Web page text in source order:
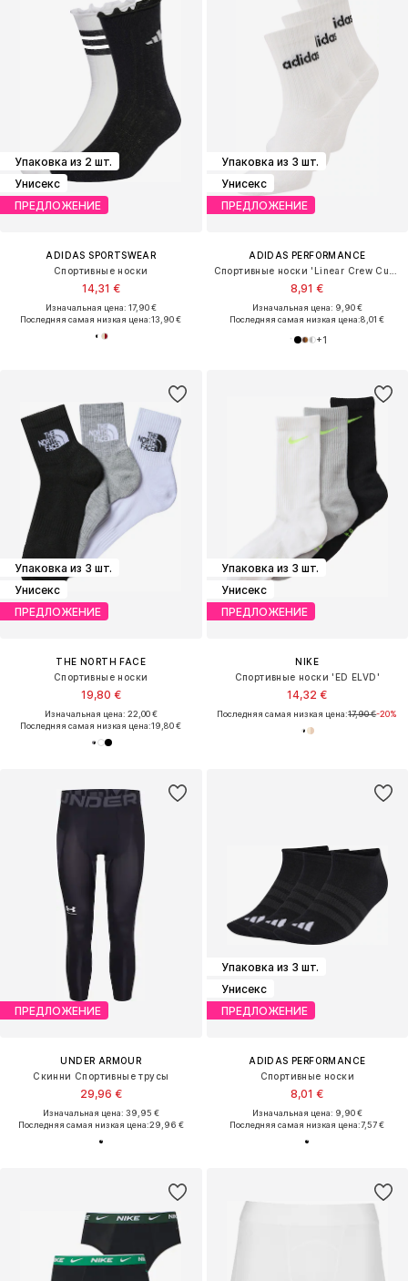
Упаковка из 2 шт.
Унисекс
ПРЕДЛОЖЕНИЕ
ADIDAS SPORTSWEAR
Спортивные носки
14,31 €
Изначальная цена: 17,90 €
Последняя самая низкая цена:13,90 €
Упаковка из 3 шт.
Унисекс
ПРЕДЛОЖЕНИЕ
ADIDAS PERFORMANCE
8,91 €
Изначальная цена: 9,90 €
Последняя самая низкая цена:8,01 €
+1
Упаковка из 3 шт.
Унисекс
ПРЕДЛОЖЕНИЕ
THE NORTH FACE
Спортивные носки
19,80 €
Изначальная цена: 22,00 €
Последняя самая низкая цена:19,80 €
Упаковка из 3 шт.
Унисекс
ПРЕДЛОЖЕНИЕ
NIKE
Спортивные носки 'ED ELVD'
14,32 €
Последняя самая низкая цена:17,90 €-20%
ПРЕДЛОЖЕНИЕ
UNDER ARMOUR
Скинни Спортивные трусы
29,96 €
Изначальная цена: 39,95 €
Последняя самая низкая цена:29,96 €
Упаковка из 3 шт.
Унисекс
ПРЕДЛОЖЕНИЕ
ADIDAS PERFORMANCE
Спортивные носки
8,01 €
Изначальная цена: 9,90 €
Последняя самая низкая цена:7,57 €